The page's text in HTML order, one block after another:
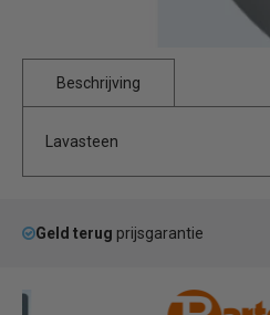
Beschrijving
Lavasteen
Geld terug prijsgarantie